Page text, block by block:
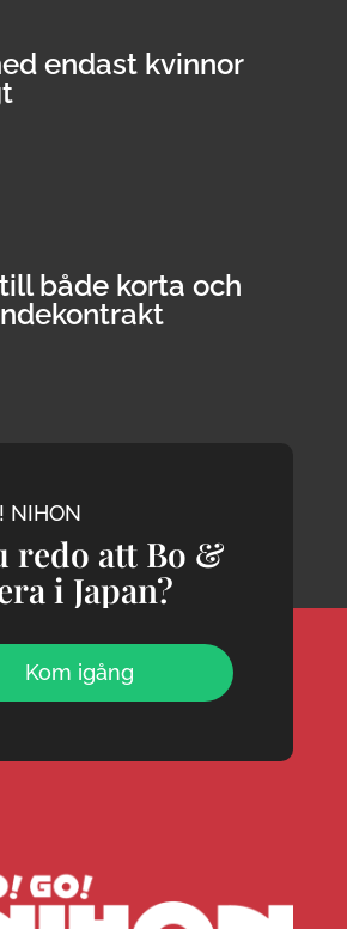
endast kvinnor
både korta och
NIHON
redo att Bo &
i Japan?
Kom igång